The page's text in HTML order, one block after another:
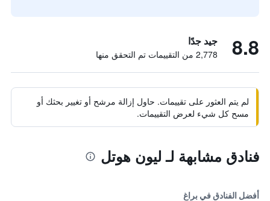
8.8 جيد جدًا
2,778 من التقييمات تم التحقق منها
لم يتم العثور على تقييمات. حاول إزالة مرشح أو تغيير بحثك أو
مسح كل شيء لعرض التقييمات.
فنادق مشابهة لـ ليون هوتل
أفضل الفنادق في براغ